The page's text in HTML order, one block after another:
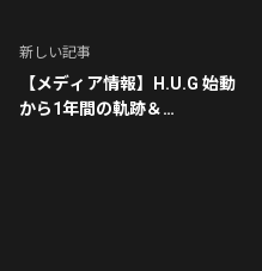
新しい記事
【メディア情報】H.U.G 始動
から1年間の軌跡＆